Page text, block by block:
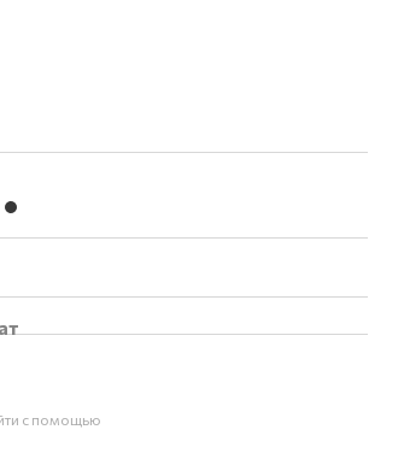
с помощью